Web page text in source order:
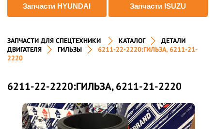
Запчасти HYUNDAI Запчасти ISUZU
ЗАПЧАСТИ ДЛЯ СПЕЦТЕХНИКИ КАТАЛОГ
ДЕТАЛИ
ДВИГАТЕЛЯ
ГИЛЬЗЫ
6211-22-2220:ГИЛЬЗА, 6211-21-
2220
6211-22-2220:ГИЛЬЗА, 6211-21-2220